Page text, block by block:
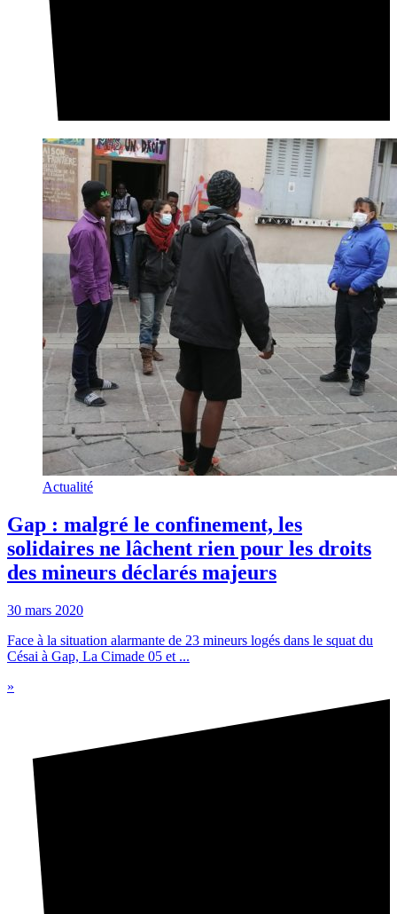
Actualité
Gap : malgré le confinement, les
solidaires ne lâchent rien pour les droits
des mineurs déclarés majeurs
30 mars 2020
Face à la situation alarmante de 23 mineurs logés dans le squat du
Césai à Gap, La Cimade 05 et ...
»